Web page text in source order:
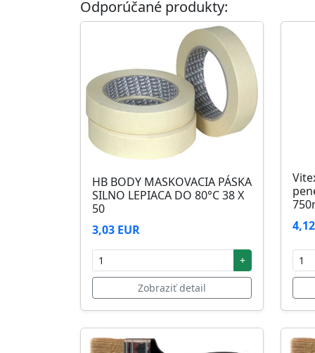
48 mesiacov v orig. uzavretých obaloch
Odporúčané produkty:
HB BODY MASKOVACIA PÁSKA
SILNO LEPIACA DO 80°C 38 X
50
3,03 EUR
+
Zobraziť detail